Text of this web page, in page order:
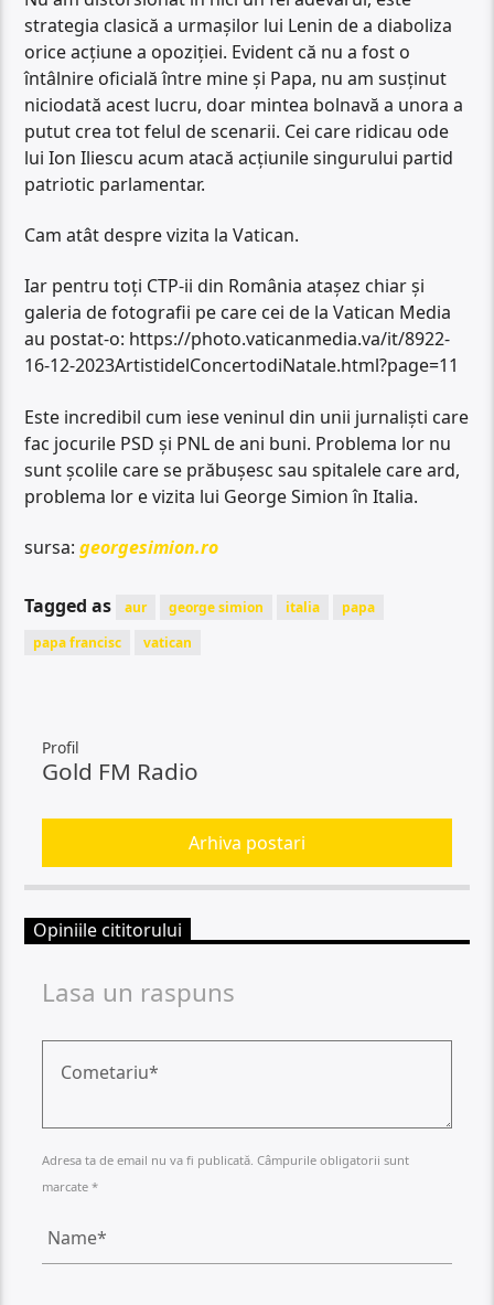
strategia clasică a urmașilor lui Lenin de a diaboliza
orice acțiune a opoziției. Evident că nu a fost o
întâlnire oficială între mine și Papa, nu am susținut
niciodată acest lucru, doar mintea bolnavă a unora a
putut crea tot felul de scenarii. Cei care ridicau ode
lui Ion Iliescu acum atacă acțiunile singurului partid
patriotic parlamentar.
Cam atât despre vizita la Vatican.
Iar pentru toți CTP-ii din România atașez chiar și
galeria de fotografii pe care cei de la Vatican Media
au postat-o: https://photo.vaticanmedia.va/it/8922-
16-12-2023ArtistidelConcertodiNatale.html?page=11
Este incredibil cum iese veninul din unii jurnaliști care
fac jocurile PSD și PNL de ani buni. Problema lor nu
sunt școlile care se prăbușesc sau spitalele care ard,
problema lor e vizita lui George Simion în Italia.
sursa:georgesimion.ro
Tagged as aur george simion italia
papa
papa francisc
vatican
Profil
Gold FM Radio
Arhiva postari
Opiniile cititorului
Lasa un raspuns
Adresa ta de email nu va fi publicată. Câmpurile obligatorii sunt
marcate *